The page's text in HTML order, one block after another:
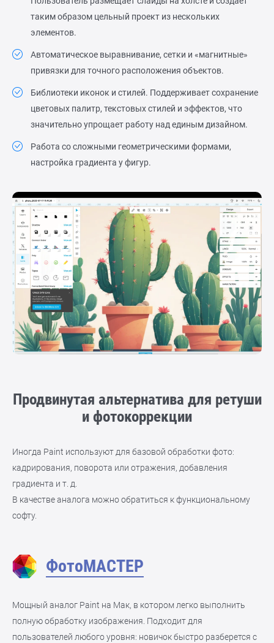
таким образом цельный проект из нескольких
элементов.
Автоматическое выравнивание, сетки и «магнитные»
привязки для точного расположения объектов.
Библиотеки иконок и стилей. Поддерживает сохранение
цветовых палитр, текстовых стилей и эффектов, что
значительно упрощает работу над единым дизайном.
Работа со сложными геометрическими формами,
настройка градиента у фигур.
Продвинутая альтернатива для ретуши
и фотокоррекции
Иногда Paint используют для базовой обработки фото:
кадрирования, поворота или отражения, добавления
градиента и т. д.
В качестве аналога можно обратиться к функциональному
софту.
ФотоМАСТЕР
Мощный аналог Paint на Мак, в котором легко выполнить
полную обработку изображения. Подходит для
пользователей любого уровня: новичок быстро разберется с